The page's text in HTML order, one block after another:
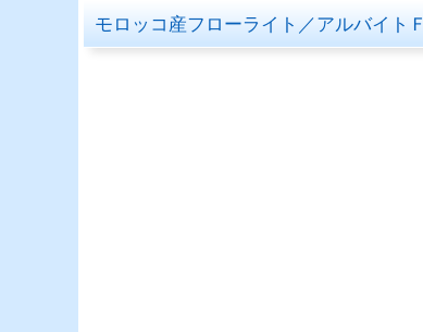
モロッコ産フローライト／アルバイトＦ